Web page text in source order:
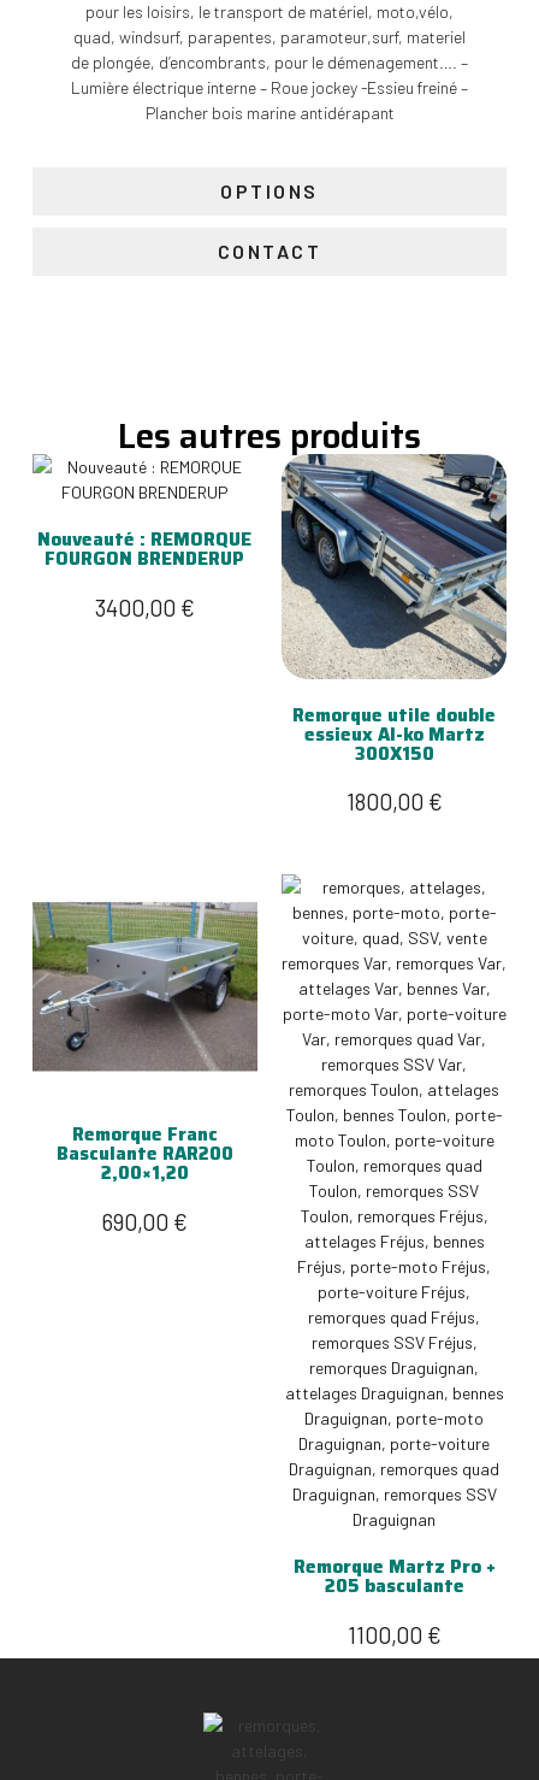
OPTIONS
CONTACT
pour les loisirs, le transport de matériel, moto,vélo,
quad, windsurf, parapentes, paramoteur,surf, materiel
de plongée, d’encombrants, pour le démenagement…. –
Lumière électrique interne – Roue jockey -Essieu freiné –
Plancher bois marine antidérapant
Les autres produits
Nouveauté : REMORQUE
FOURGON BRENDERUP
3400,00 €
Remorque utile double
essieux Al-ko Martz
300X150
1800,00 €
Remorque Franc
Basculante RAR200
2,00×1,20
690,00 €
Remorque Martz Pro +
205 basculante
1100,00 €